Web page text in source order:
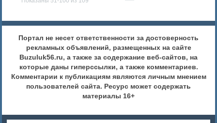
Портал не несет ответственности за достоверность
рекламных объявлений, размещенных на сайте
Buzuluk56.ru, а также за содержание веб-сайтов, на
которые даны гиперссылки, а также комментариев.
Комментарии к публикациям являются личным мнением
пользователей сайта. Ресурс может содержать
материалы 16+